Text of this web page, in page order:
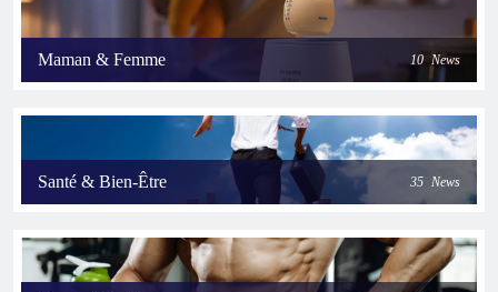
Maman & Femme 10 News
Santé & Bien-Être 35 News